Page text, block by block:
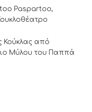
Paspartoo,
Κούκλας από
Μύλου του Παππά